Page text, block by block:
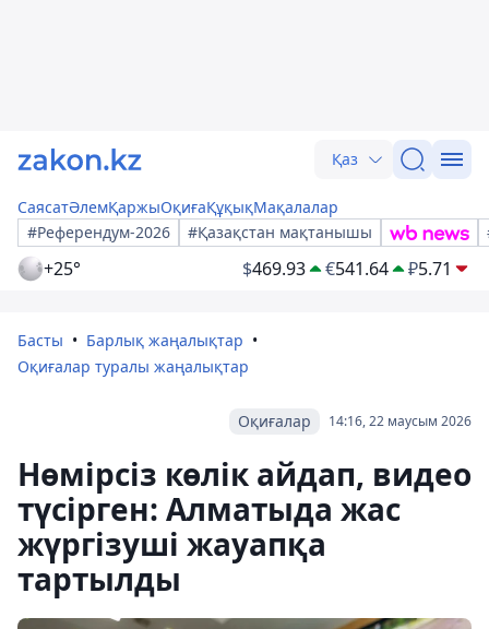
Қаз
СаясатӘлемҚаржыОқиғаҚұқықМақалалар
#Референдум-2026
#Қазақстан мақтанышы
+25° $469.93 €541.64 ₽5.71
Басты
Барлық жаңалықтар
Оқиғалар туралы жаңалықтар
14:16, 22 маусым 2026
Оқиғалар
Нөмірсіз көлік айдап, видео
түсірген: Алматыда жас
жүргізуші жауапқа
тартылды